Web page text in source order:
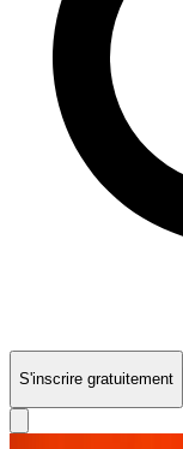
S'inscrire gratuitement